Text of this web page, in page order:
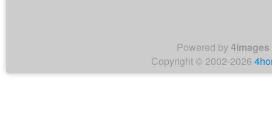
Powered by4images
Copyright © 2002-2026